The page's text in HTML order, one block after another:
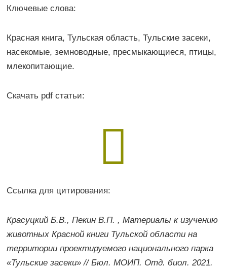
Ключевые слова:
Красная книга, Тульская область, Тульские засеки,
насекомые, земноводные, пресмыкающиеся, птицы,
млекопитающие.
Скачать pdf статьи:

Ссылка для цитирования:
Красуцкий Б.В., Пекин В.П. , Материалы к изучению
животных Красной книги Тульской области на
территории проектируемого национального парка
«Тульские засеки» // Бюл. МОИП. Отд. биол. 2021.